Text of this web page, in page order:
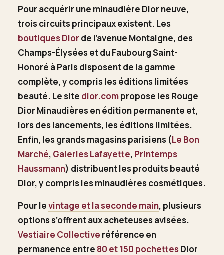
Pour acquérir une minaudière Dior neuve,
trois circuits principaux existent. Les
boutiques Dior de l’avenue Montaigne, des
Champs-Élysées et du Faubourg Saint-
Honoré à Paris disposent de la gamme
complète, y compris les éditions limitées
beauté. Le site dior.compropose les Rouge
Dior Minaudières en édition permanente et,
lors des lancements, les éditions limitées.
Enfin, les grands magasins parisiens (Le Bon
Marché, Galeries Lafayette, Printemps
Haussmann) distribuent les produits beauté
Dior, y compris les minaudières cosmétiques.
Pour levintage et la seconde main, plusieurs
options s’offrent aux acheteuses avisées.
Vestiaire Collective référence en
permanence entre 80 et 150 pochettes Dior